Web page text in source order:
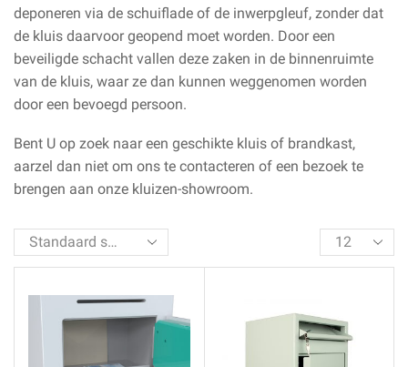
deponeren via de schuiflade of de inwerpgleuf, zonder dat
de kluis daarvoor geopend moet worden. Door een
beveiligde schacht vallen deze zaken in de binnenruimte
van de kluis, waar ze dan kunnen weggenomen worden
door een bevoegd persoon.
Bent U op zoek naar een geschikte kluis of brandkast,
aarzel dan niet om ons te contacteren of een bezoek te
brengen aan onze kluizen-showroom.
Products
per